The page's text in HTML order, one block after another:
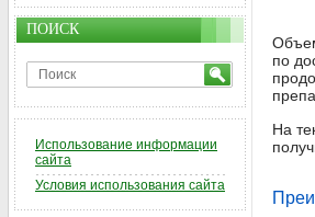
по
На
ПОИСК
Использование информации
сайта
Условия использования сайта